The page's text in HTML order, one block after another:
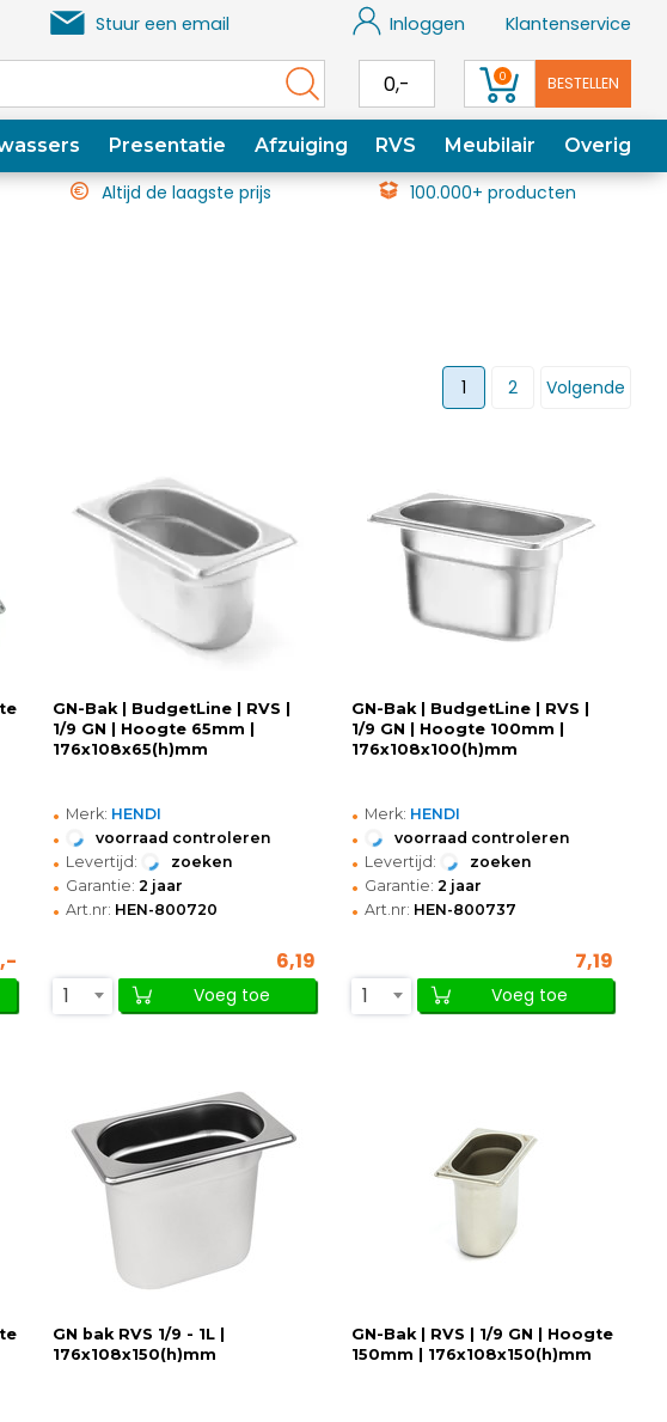
Stuur een email Inloggen Klantenservice
0,- 0 BESTELLEN
Presentatie Afzuiging RVS Meubilair Overig
Altijd de laagste prijs 100.000+ producten
1 2 Volgende
GN-Bak | BudgetLine | RVS |
1/9 GN | Hoogte 65mm |
176x108x65(h)mm
• Merk: HENDI
• voorraad controleren
• Levertijd: zoeken
• Garantie: 2 jaar
• Art.nr: HEN-800720
6,19
1
Voeg toe
GN-Bak | BudgetLine | RVS |
1/9 GN | Hoogte 100mm |
176x108x100(h)mm
• Merk: HENDI
• voorraad controleren
• Levertijd: zoeken
• Garantie: 2 jaar
• Art.nr: HEN-800737
7,19
1
Voeg toe
GN bak RVS 1/9 - 1L |
176x108x150(h)mm
GN-Bak | RVS | 1/9 GN | Hoogte
150mm | 176x108x150(h)mm